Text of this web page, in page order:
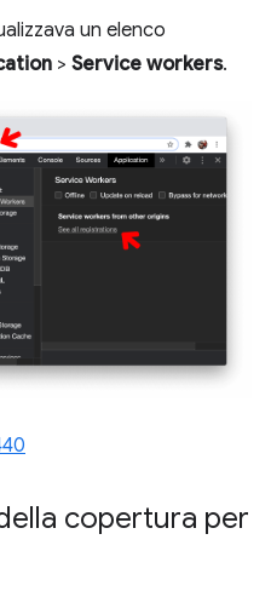
un elenco
> Service workers.
copertura per